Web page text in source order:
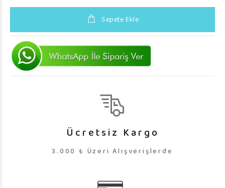
Sepete Ekle
Ücretsiz Kargo
3.000 ₺ Üzeri Alışverişlerde